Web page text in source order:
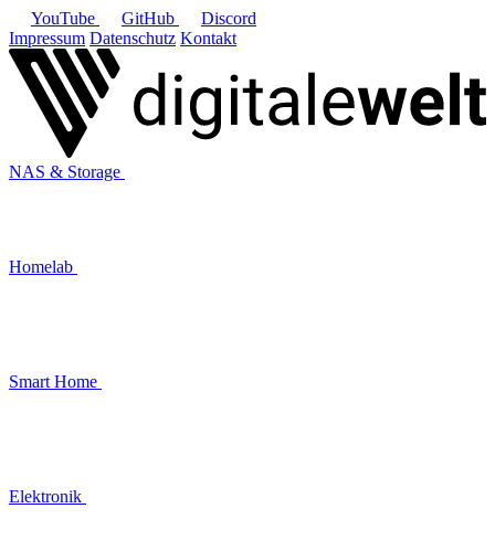
YouTube GitHub
Discord
Impressum Datenschutz Kontakt
NAS & Storage
Homelab
Smart Home
Elektronik